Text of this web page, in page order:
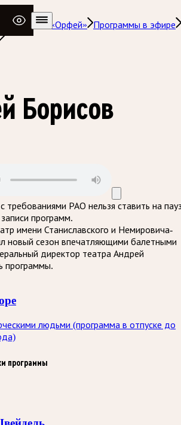
музыки «Орфей»
Программы в эфире
Борисов
требованиями РАО нельзя ставить на
программ.
имени Станиславского и Немировича-
новый сезон впечатляющими балетными
директор театра Андрей
программы.
людьми (программа в отпуске до
программы